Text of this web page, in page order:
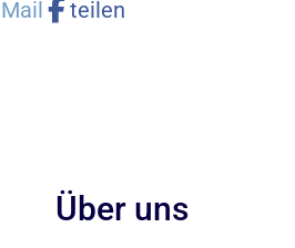
Über uns